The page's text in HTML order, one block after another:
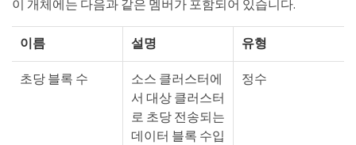
이 개체에는 다음과 같은 멤버가 포함되어 있습니다.
이름 설명 유형
초당 블록 수
소스 클러스터에
서 대상 클러스터
로 초당 전송되는
데이터 블록 수입
정수